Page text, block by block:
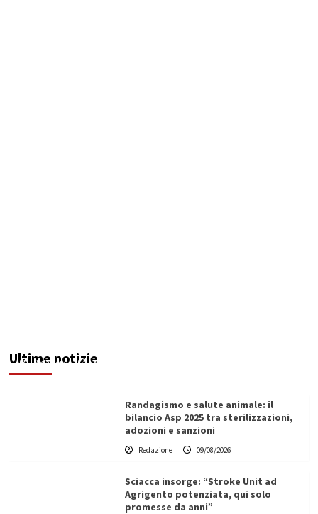
Ultime notizie
Redazione 09/08/2026
Randagismo e salute animale: il
bilancio Asp 2025 tra sterilizzazioni,
adozioni e sanzioni
Redazione 09/08/2026
Sciacca insorge: “Stroke Unit ad
Agrigento potenziata, qui solo
promesse da anni”